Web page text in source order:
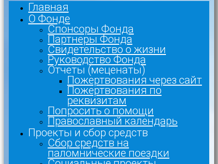
Главная
О Фонде
Спонсоры Фонда
Партнеры Фонда
Свидетельство о жизни
Руководство Фонда
Отчеты (меценаты)
Пожертвования через сайт
Пожертвования по
реквизитам
Попросить о помощи
Православный календарь
Проекты и сбор средств
Сбор средств на
паломнические поездки